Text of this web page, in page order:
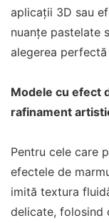
aplicații 3D sau
nuanțe pastelate
alegerea
Modele cu efect
rafinament
Pentru cele care
efectele de
imită textura
delicate, folosind